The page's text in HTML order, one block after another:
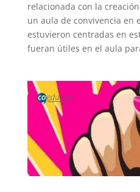
relacionada con la
un aula de convivencia en
estuvieron centradas en
fueran útiles en el aula